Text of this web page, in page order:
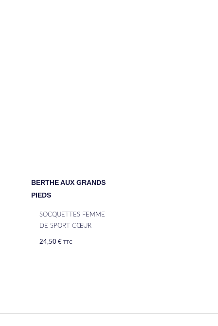
BERTHE AUX GRANDS
PIEDS
SOCQUETTES FEMME
DE SPORT CŒUR
24,50€ TTC